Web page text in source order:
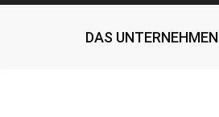
DAS UNTERNEHMEN